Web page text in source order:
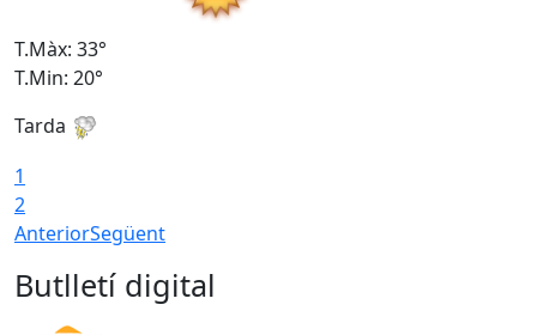
T.Màx: 33°
T.Min: 20°
Tarda
1
2
AnteriorSegüent
Butlletí digital